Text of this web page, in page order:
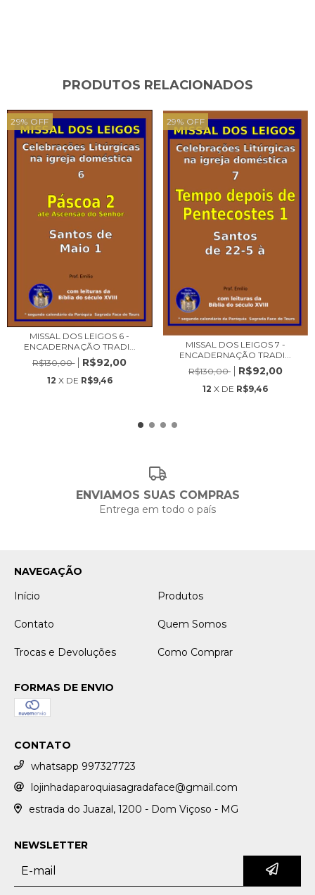
PRODUTOS RELACIONADOS
29% OFF
MISSAL DOS LEIGOS 6 -
ENCADERNAÇÃO TRADI...
R$130,00
R$92,00
12 X DE R$9,46
29% OFF
MISSAL DOS LEIGOS 7 -
ENCADERNAÇÃO TRADI...
R$130,00
R$92,00
12 X DE R$9,46
ENVIAMOS SUAS COMPRAS
Entrega em todo o país
NAVEGAÇÃO
Início
Produtos
Contato Quem Somos
Trocas e Devoluções Como Comprar
FORMAS DE ENVIO
CONTATO
whatsapp 997327723
lojinhadaparoquiasagradaface@gmail.com
estrada do Juazal, 1200 - Dom Viçoso - MG
NEWSLETTER